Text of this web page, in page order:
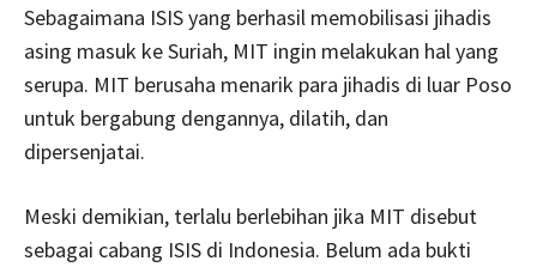
Sebagaimana ISIS yang berhasil memobilisasi jihadis
asing masuk ke Suriah, MIT ingin melakukan hal yang
serupa. MIT berusaha menarik para jihadis di luar Poso
untuk bergabung dengannya, dilatih, dan
dipersenjatai.
Meski demikian, terlalu berlebihan jika MIT disebut
sebagai cabang ISIS di Indonesia. Belum ada bukti